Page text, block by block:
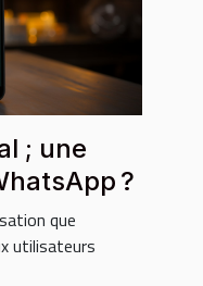
; une
?
que
utilisateurs